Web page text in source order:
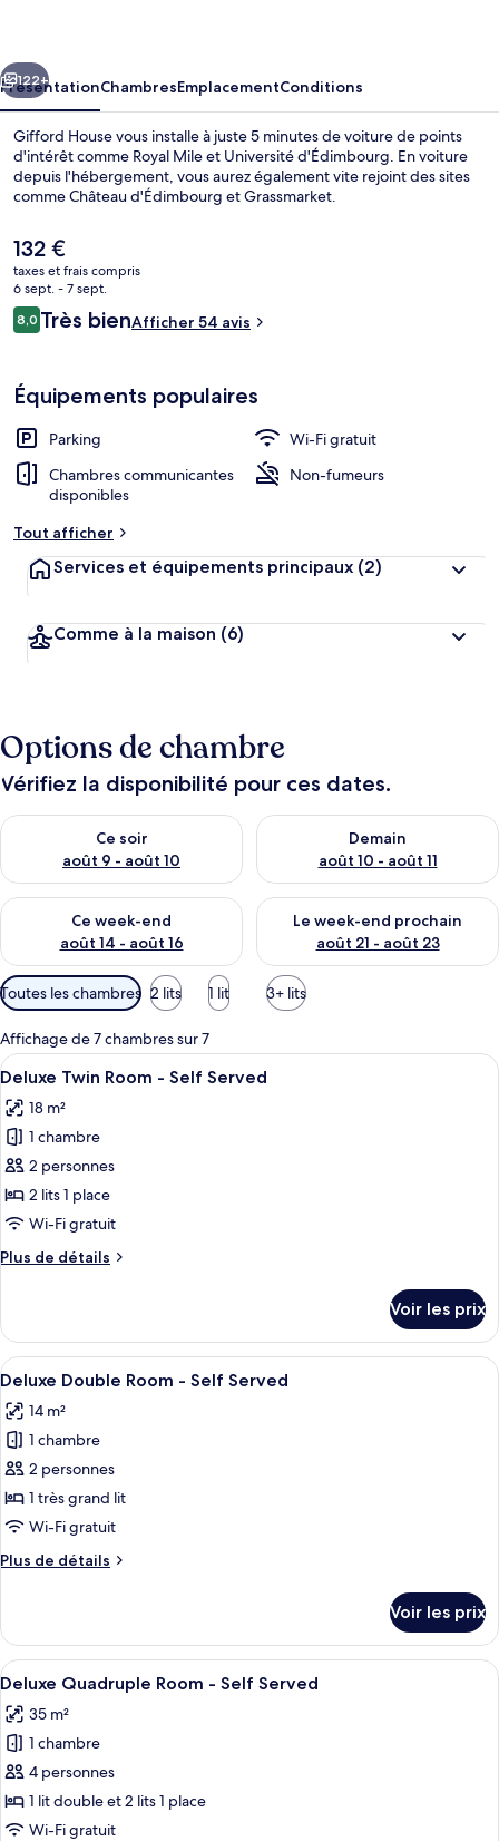
Premium Double Room - Self Served
Suivant
122+
PrésentationChambresEmplacementConditions
Gifford House vous installe à juste 5 minutes de voiture de points
d'intérêt comme Royal Mile et Université d'Édimbourg. En voiture
depuis l'hébergement, vous aurez également vite rejoint des sites
comme Château d'Édimbourg et Grassmarket.
Le
prix
actuel
est
de
132 €
taxes et frais compris
6 sept. - 7 sept.
Avis
voyageurs
8,08,0 sur 10
Très bienAfficher 54 avis
Équipements populaires
Parking
Wi-Fi gratuit
Chambres communicantes
disponibles
Non-fumeurs
Tout afficher
Services et équipements principaux (2)
Comme à la maison (6)
Options de chambre
Vérifiez la disponibilité pour ces dates.
Ce soir
août 9 - août 10
Vérifier la disponibilité pour ce soir août 9 - août 10
Demain
août 10 - août 11
Vérifier la disponibilité pour
Ce week-end
août 14 - août 16
Vérifier la disponibilité pour ce week-end août 14 - août 16
Le week-end prochain
août 21 - août 23
Vérifier la disponibilité pour
Filtres
disponibles
pour
les
chambres
Toutes les chambres 2 lits 1 lit 3+ lits
Affichage de 7 chambres sur 7
Afficher
toutes
les
photos
pour
ce
type
chambre :
Room
-
Self
Served
Une chambre avec deux lits, une
9
Deluxe Twin Room - Self Served
18 m²
1 chambre
2 personnes
2 lits 1 place
Wi-Fi gratuit
Plus de détails
Plus
le
type
de
Deluxe
Twin
Room
-
Self
Served
Voir les prix
Afficher
toutes
les
photos
pour
ce
type
chambre :
Room
-
Self
Served
Une chambre d’hôtel avec un lit, un
11
Deluxe Double Room - Self Served
14 m²
1 chambre
2 personnes
1 très grand lit
Wi-Fi gratuit
Plus de détails
Plus
le
type
de
Deluxe
Double
Room
-
Self
Served
Voir les prix
Afficher
toutes
les
photos
pour
ce
type
Une chambre d’hôtel avec deux
12
Deluxe Quadruple Room - Self Served
35 m²
1 chambre
4 personnes
1 lit double et 2 lits 1 place
Wi-Fi gratuit